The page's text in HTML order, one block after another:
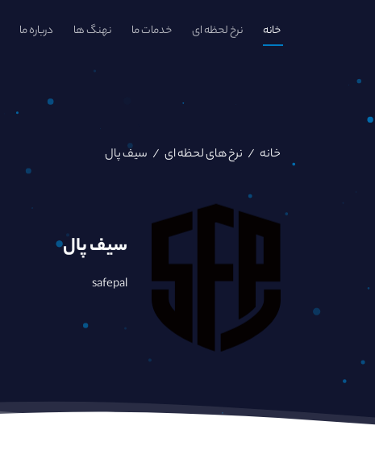
خانه نرخ لحظه ای خدمات ما نهنگ ها درباره ما
خانه / نرخ های لحظه ای / سیف پال
سیف پال
safepal